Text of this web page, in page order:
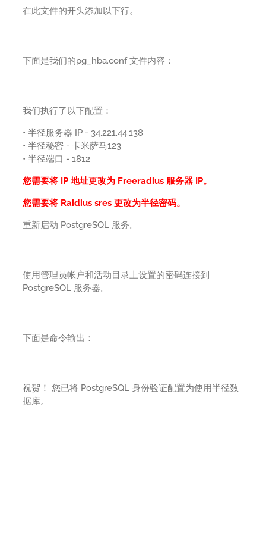
在此文件的开头添加以下行。
下面是我们的pg_hba.conf 文件内容：
我们执行了以下配置：
• 半径服务器 IP - 34.221.44.138
• 半径秘密 - 卡米萨马123
• 半径端口 - 1812
您需要将 IP 地址更改为 Freeradius 服务器 IP。
您需要将 Raidius sres 更改为半径密码。
重新启动 PostgreSQL 服务。
使用管理员帐户和活动目录上设置的密码连接到
PostgreSQL 服务器。
下面是命令输出：
祝贺！ 您已将 PostgreSQL 身份验证配置为使用半径数
据库。